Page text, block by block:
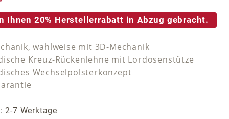
Ihnen 20% Herstellerrabatt in Abzug gebracht.
wahlweise mit 3D-Mechanik
Kreuz-Rückenlehne mit Lordosenstütze
Wechselpolsterkonzept
2-7 Werktage